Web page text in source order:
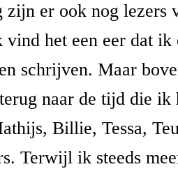
zijn er ook nog lezers
vind het een eer dat
schrijven. Maar
naar de tijd die ik
Billie, Tessa,
Terwijl ik steeds